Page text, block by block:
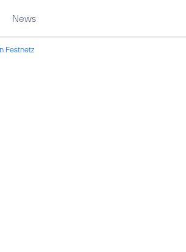
News
Festnetz